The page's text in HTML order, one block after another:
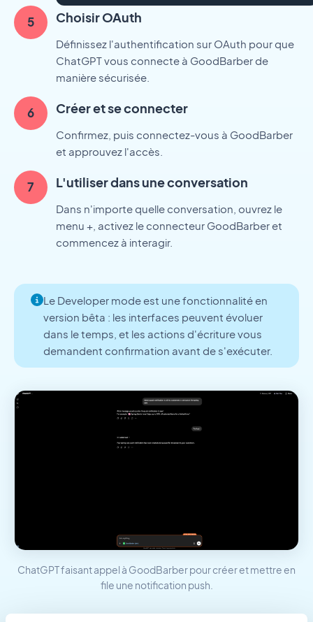
Choisir OAuth
Définissez l'authentification sur OAuth pour que
ChatGPT vous connecte à GoodBarber de
manière sécurisée.
Créer et se connecter
Confirmez, puis connectez-vous à GoodBarber
et approuvez l'accès.
L'utiliser dans une conversation
Dans n'importe quelle conversation, ouvrez le
menu +, activez le connecteur GoodBarber et
commencez à interagir.
Le Developer mode est une fonctionnalité en
version bêta : les interfaces peuvent évoluer
dans le temps, et les actions d'écriture vous
demandent confirmation avant de s'exécuter.
ChatGPT faisant appel à GoodBarber pour créer et mettre en
file une notification push.